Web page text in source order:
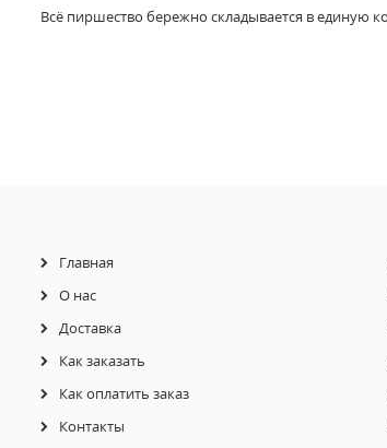
Всё пиршество бережно складывается в единую
Главная
О нас
Доставка
Как заказать
Как оплатить заказ
Контакты